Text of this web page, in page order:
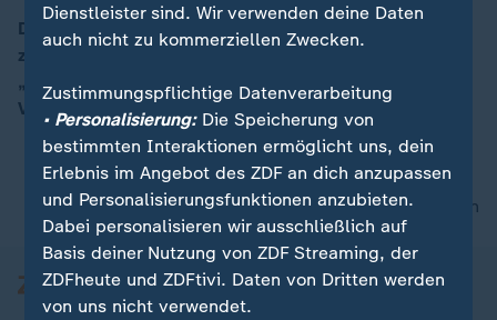
Die USA und Iran haben die vorläufige Vereinbarung
zur Beendigung des Iran-Krieges unterzeichnet.
„Dieses Abkommen ist eine Niederlage für die
Vereinigten Staaten“, so Armin Laschet (CDU).
nach oben
Dienstleister sind. Wir verwenden deine Daten
auch nicht zu kommerziellen Zwecken.
Zustimmungspflichtige Datenverarbeitung
• Personalisierung:Die Speicherung von
bestimmten Interaktionen ermöglicht uns, dein
Erlebnis im Angebot des ZDF an dich anzupassen
und Personalisierungsfunktionen anzubieten.
Dabei personalisieren wir ausschließlich auf
Basis deiner Nutzung von ZDF Streaming, der
ZDFheute und ZDFtivi. Daten von Dritten werden
von uns nicht verwendet.